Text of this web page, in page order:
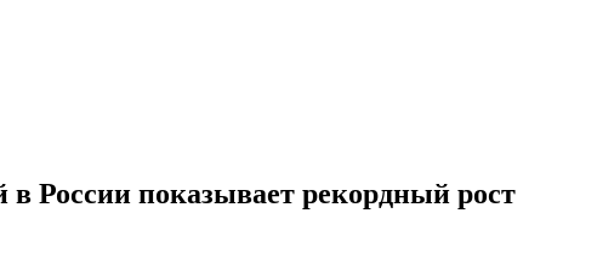
России показывает рекордный рост